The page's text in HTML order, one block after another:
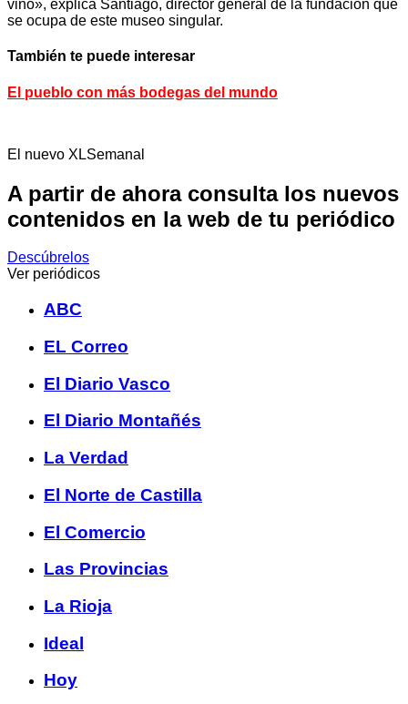
vino», explica Santiago, director general de la fundación que
se ocupa de este museo singular.
También te puede interesar
El pueblo con más bodegas del mundo
El nuevo XLSemanal
A partir de ahora consulta los nuevos
contenidos en la web de tu periódico
Descúbrelos
Ver periódicos
ABC
EL Correo
El Diario Vasco
El Diario Montañés
La Verdad
El Norte de Castilla
El Comercio
Las Provincias
La Rioja
Ideal
Hoy